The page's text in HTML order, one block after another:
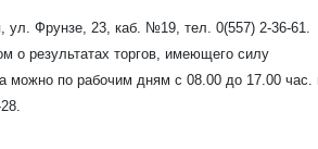
ул. Фрунзе, 23, каб. №19, тел. 0(557) 2-36-61.
о результатах торгов, имеющего силу
можно по рабочим дням с 08.00 до 17.00 час.